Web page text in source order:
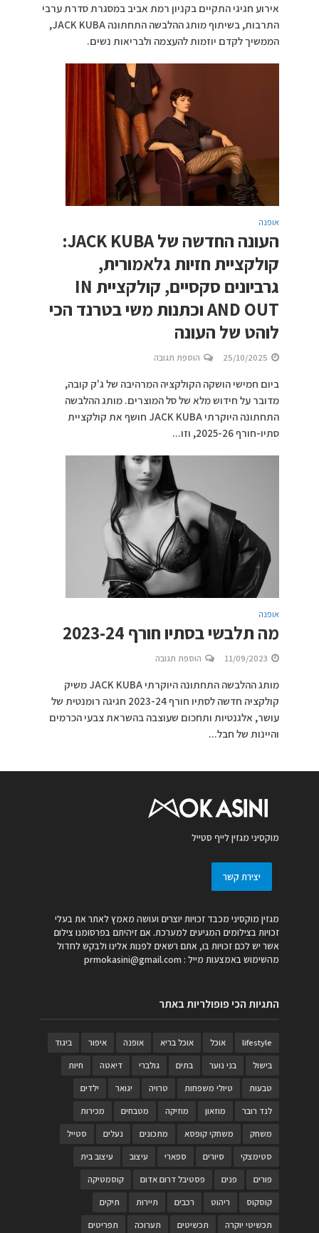
אירוע חגיגי התקיים בקניון רמת אביב במסגרת סדרת ערבי
התרבות, בשיתוף מותג ההלבשה התחתונה JACK KUBA,
הממשיך לקדם יוזמות להעצמה ולבריאות נשים.
אופנה
העונה החדשה של JACK KUBA:
קולקציית חזיות גלאמורית,
גרביונים סקסיים, קולקציית IN
AND OUT וכתנות משי בטרנד הכי
לוהט של העונה
25/10/2025 הוספת תגובה
ביום חמישי הושקה הקולקציה המרהיבה של ג'ק קובה,
מדובר על חידוש מלא של סל המוצרים. מותג ההלבשה
התחתונה היוקרתי JACK KUBA חושף את קולקציית
סתיו-חורף 2025-26, וזו...
אופנה
מה תלבשי בסתיו חורף 2023-24
11/09/2023 הוספת תגובה
מותג ההלבשה התחתונה היוקרתי JACK KUBA משיק
קולקציה חדשה לסתיו חורף 2023-24 חגיגה רומנטית של
עושר, אלגנטיות ותחכום שעוצבה בהשראת צבעי הכרמים
והיינות של חבל...
מוקסיני מגזין לייף סטייל
יצירת קשר
מגזין מוקסיני מכבד זכויות יוצרים ועושה מאמץ לאתר את בעלי
זכויות בצילומים המגיעים למערכת. אם זיהיתם בפרסומנו צילום
אשר יש לכם זכויות בו, אתם רשאים לפנות אלינו ולבקש לחדול
מהשימוש באמצעות מייל : prmokasini@gmail.com
התגיות הכי פופולריות באתר
lifestyle אוכל אוכל בריא אופנה איפור
ביגוד
בישול
בני נוער בתים גולברי דיאטה
חיות
טבעות
טיולי משפחות טרויה יגואר
ילדים
לנד רובר
מוזאון מוזיקה מטבחים
מכירות
משחק
משחקי קופסא מתכונים נעלים
סטייל
סטימצקי
סיורים ספארי עיצוב
עיצוב בית
פורים
פנים פסטיבל דרום אדום
קוסמטיקה
קוסקוס
ריהוט רכבים תיירות
תיקים
תכשיטי יוקרה
תכשיטים תערוכה תפריטים